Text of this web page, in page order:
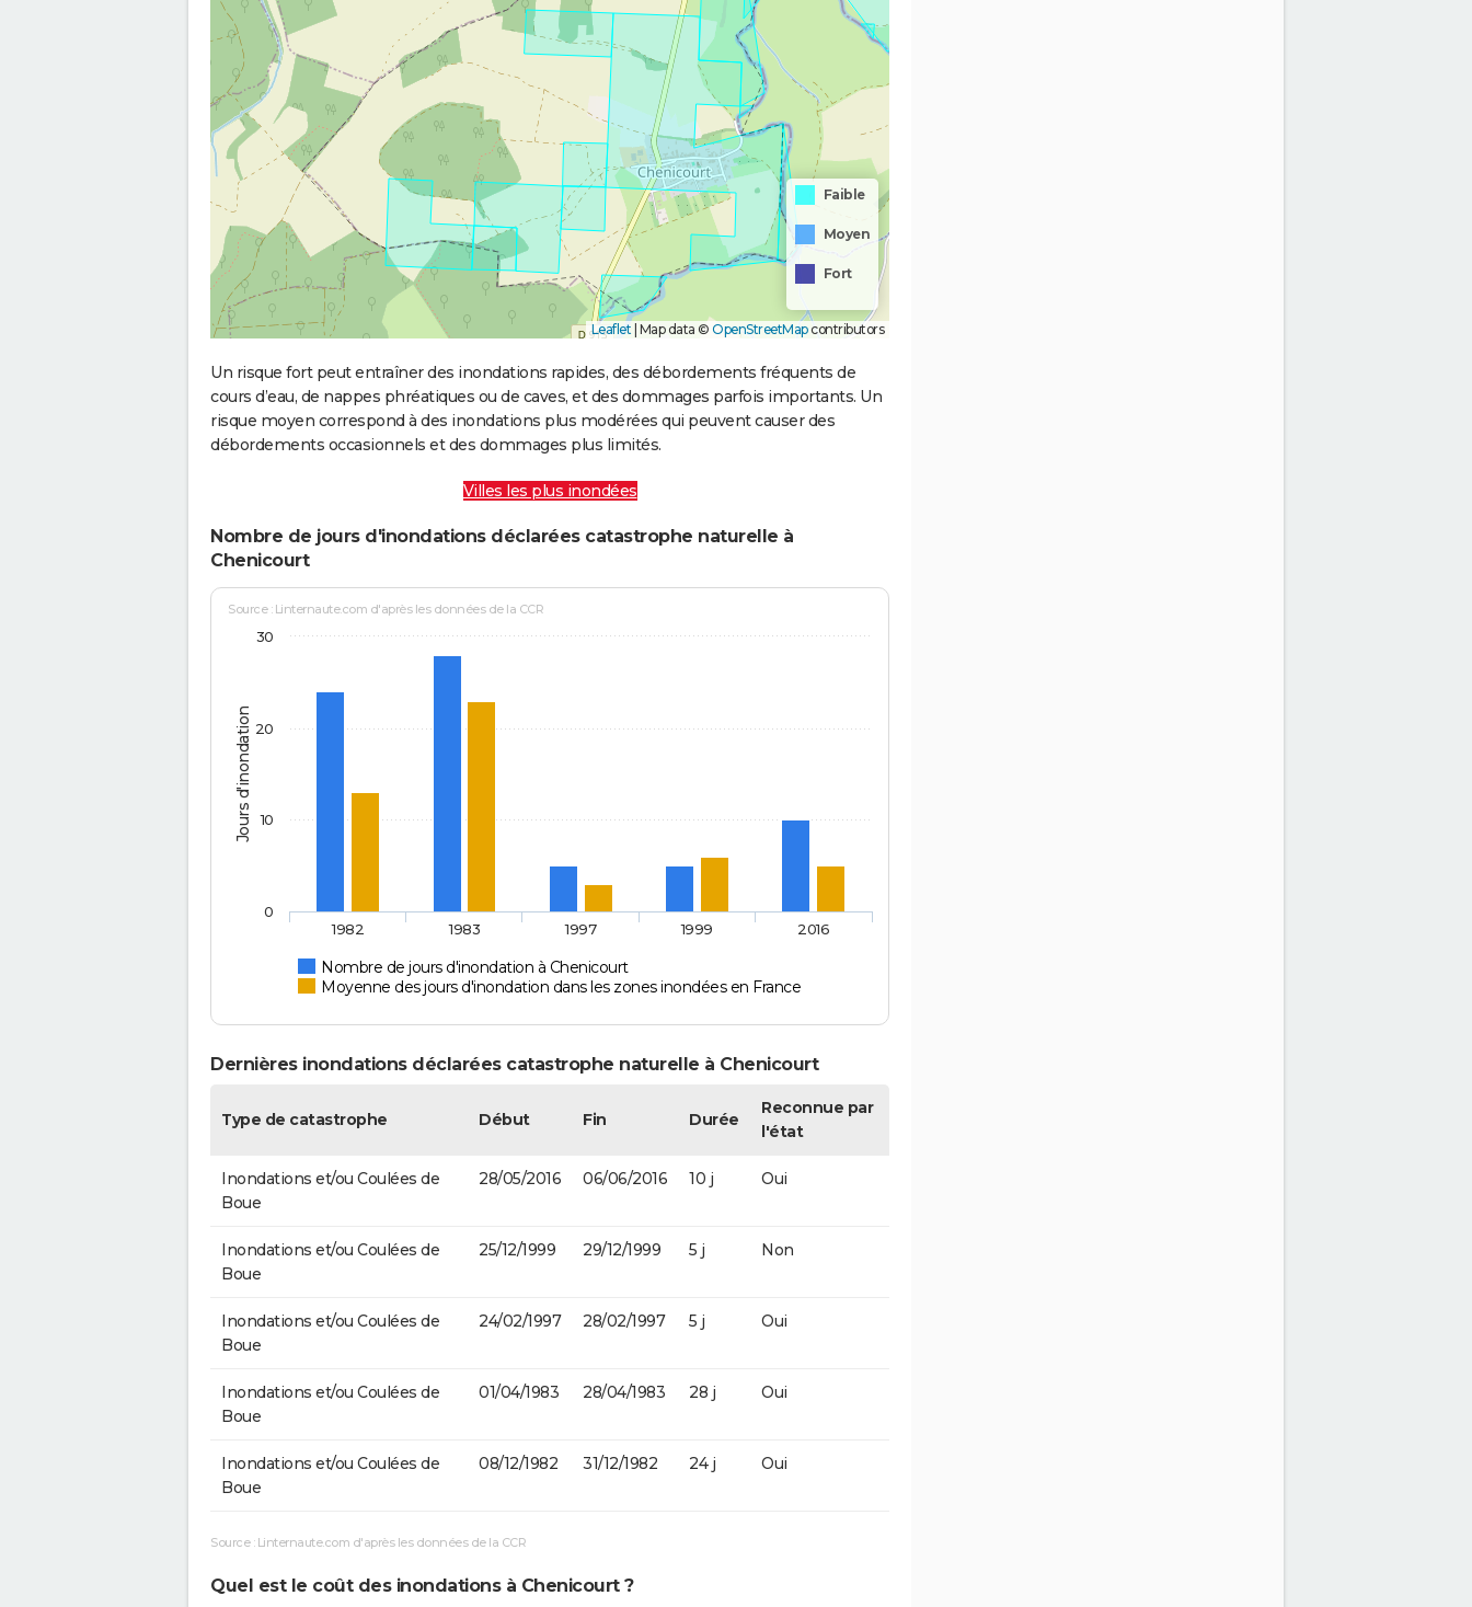
Faible
Moyen
Fort
Leaflet Map data © OpenStreetMapcontributors
Un risque fort peut entraîner des inondations rapides, des débordements fréquents de
cours d’eau, de nappes phréatiques ou de caves, et des dommages parfois importants. Un
risque moyen correspond à des inondations plus modérées qui peuvent causer des
débordements occasionnels et des dommages plus limités.
Villes les plus inondées
Nombre de jours d'inondations déclarées catastrophe naturelle à
Chenicourt
Jours d'inondation
Source : Linternaute.com d'après les données de la CCR
Nombre de jours d'inondation à Chenicourt
Moyenne des jours d'inondation dans les zones inondées en France
1982 1983 1997 1999 2016
0
10
20
30
Dernières inondations déclarées catastrophe naturelle à Chenicourt
Type de catastrophe Début Fin Durée
Reconnue par
l'état
Inondations et/ou Coulées de
Boue
28/05/2016 06/06/2016 10 j Oui
Inondations et/ou Coulées de
Boue
25/12/1999 29/12/1999 5 j Non
Inondations et/ou Coulées de
Boue
24/02/1997 28/02/1997 5 j Oui
Inondations et/ou Coulées de
Boue
01/04/1983 28/04/1983 28 j Oui
Inondations et/ou Coulées de
Boue
08/12/1982 31/12/1982 24 j Oui
Source : Linternaute.com d'après les données de la CCR
Quel est le coût des inondations à Chenicourt ?